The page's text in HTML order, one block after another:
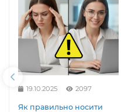
19.10.2025 2097
Як правильно носити